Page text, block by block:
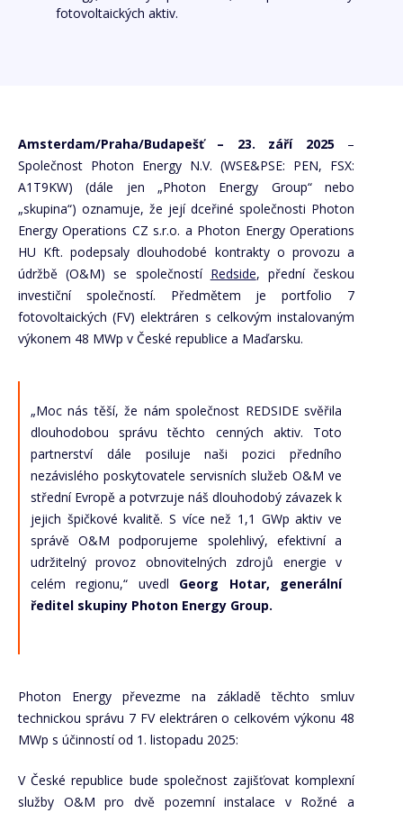
fotovoltaických aktiv.
Amsterdam/Praha/Budapešť – 23. září 2025–
Společnost Photon Energy N.V. (WSE&PSE: PEN, FSX:
A1T9KW) (dále jen „Photon Energy Group“ nebo
„skupina“) oznamuje, že její dceřiné společnosti Photon
Energy Operations CZ s.r.o. a Photon Energy Operations
HU Kft. podepsaly dlouhodobé kontrakty o provozu a
údržbě (O&M) se společností Redside, přední českou
investiční společností. Předmětem je portfolio 7
fotovoltaických (FV) elektráren s celkovým instalovaným
výkonem 48 MWp v České republice a Maďarsku.
„Moc nás těší, že nám společnost REDSIDE svěřila
dlouhodobou správu těchto cenných aktiv. Toto
partnerství dále posiluje naši pozici předního
nezávislého poskytovatele servisních služeb O&M ve
střední Evropě a potvrzuje náš dlouhodobý závazek k
jejich špičkové kvalitě. S více než 1,1 GWp aktiv ve
správě O&M podporujeme spolehlivý, efektivní a
udržitelný provoz obnovitelných zdrojů energie v
celém regionu,“ uvedl Georg Hotar, generální
ředitel skupiny Photon Energy Group.
Photon Energy převezme na základě těchto smluv
technickou správu 7 FV elektráren o celkovém výkonu 48
MWp s účinností od 1. listopadu 2025:
V České republice bude společnost zajišťovat komplexní
služby O&M pro dvě pozemní instalace v Rožné a